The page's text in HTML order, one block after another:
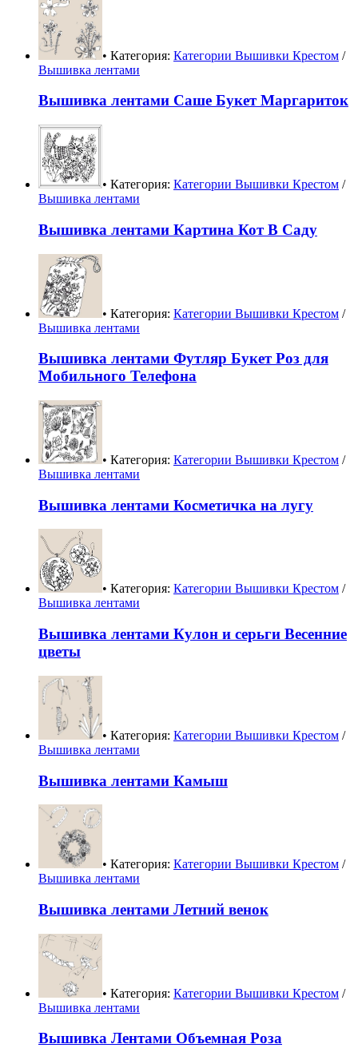
• Категория: Категории Вышивки Крестом /
Вышивка лентами
Вышивка лентами Саше Букет Маргариток
• Категория: Категории Вышивки Крестом /
Вышивка лентами
Вышивка лентами Картина Кот В Саду
• Категория: Категории Вышивки Крестом /
Вышивка лентами
Вышивка лентами Футляр Букет Роз для
Мобильного Телефона
• Категория: Категории Вышивки Крестом /
Вышивка лентами
Вышивка лентами Косметичка на лугу
• Категория: Категории Вышивки Крестом /
Вышивка лентами
Вышивка лентами Кулон и серьги Весенние
цветы
• Категория: Категории Вышивки Крестом /
Вышивка лентами
Вышивка лентами Камыш
• Категория: Категории Вышивки Крестом /
Вышивка лентами
Вышивка лентами Летний венок
• Категория: Категории Вышивки Крестом /
Вышивка лентами
Вышивка Лентами Объемная Роза